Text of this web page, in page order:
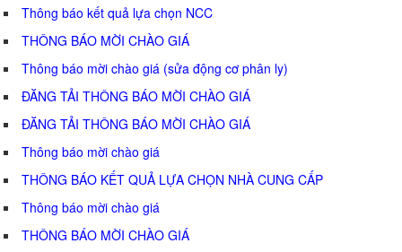
Thông báo kết quả lựa chọn NCC
THÔNG BÁO MỜI CHÀO GIÁ
Thông báo mời chào giá (sửa động cơ phân ly)
ĐĂNG TẢI THÔNG BÁO MỜI CHÀO GIÁ
ĐĂNG TẢI THÔNG BÁO MỜI CHÀO GIÁ
Thông báo mời chào giá
THÔNG BÁO KẾT QUẢ LỰA CHỌN NHÀ CUNG CẤP
Thông báo mời chào giá
THÔNG BÁO MỜI CHÀO GIÁ